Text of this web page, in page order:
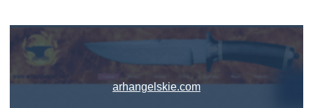
arhangelskie.com